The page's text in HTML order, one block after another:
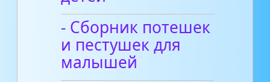
- Сборник потешек
и пестушек для
малышей